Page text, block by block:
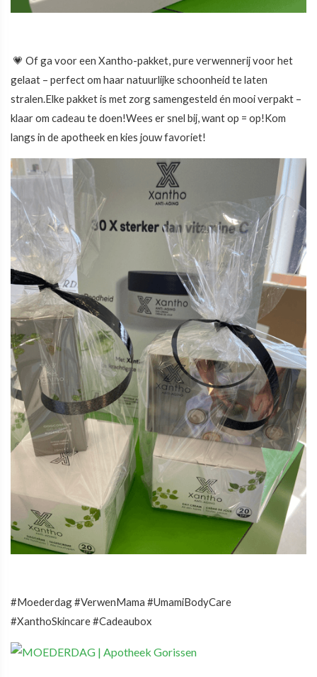
💗 Of ga voor een Xantho-pakket, pure verwennerij voor het
gelaat – perfect om haar natuurlijke schoonheid te laten
stralen.Elke pakket is met zorg samengesteld én mooi verpakt –
klaar om cadeau te doen!Wees er snel bij, want op = op!Kom
langs in de apotheek en kies jouw favoriet!
#Moederdag #VerwenMama #UmamiBodyCare
#XanthoSkincare #Cadeaubox